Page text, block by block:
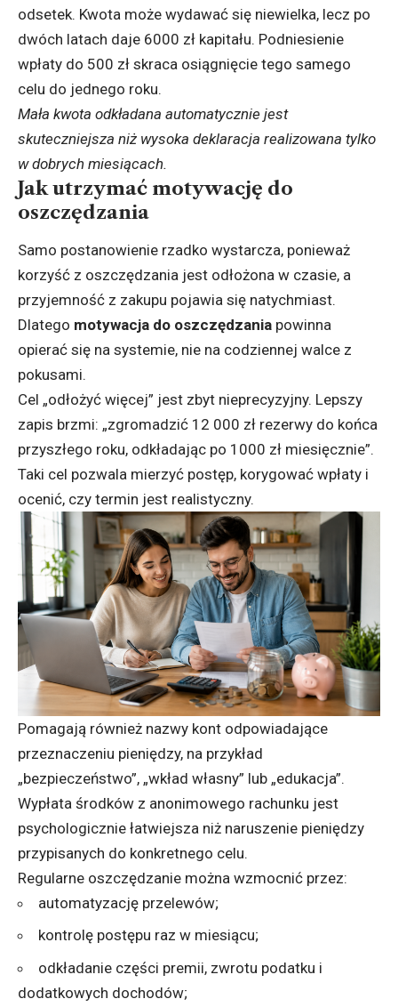
odsetek. Kwota może wydawać się niewielka, lecz po
dwóch latach daje 6000 zł kapitału. Podniesienie
wpłaty do 500 zł skraca osiągnięcie tego samego
celu do jednego roku.
Mała kwota odkładana automatycznie jest
skuteczniejsza niż wysoka deklaracja realizowana tylko
w dobrych miesiącach.
Jak utrzymać motywację do
oszczędzania
Samo postanowienie rzadko wystarcza, ponieważ
korzyść z oszczędzania jest odłożona w czasie, a
przyjemność z zakupu pojawia się natychmiast.
Dlatego motywacja do oszczędzania powinna
opierać się na systemie, nie na codziennej walce z
pokusami.
Cel „odłożyć więcej” jest zbyt nieprecyzyjny. Lepszy
zapis brzmi: „zgromadzić 12 000 zł rezerwy do końca
przyszłego roku, odkładając po 1000 zł miesięcznie”.
Taki cel pozwala mierzyć postęp, korygować wpłaty i
ocenić, czy termin jest realistyczny.
Pomagają również nazwy kont odpowiadające
przeznaczeniu pieniędzy, na przykład
„bezpieczeństwo”, „wkład własny” lub „edukacja”.
Wypłata środków z anonimowego rachunku jest
psychologicznie łatwiejsza niż naruszenie pieniędzy
przypisanych do konkretnego celu.
Regularne oszczędzanie można wzmocnić przez:
automatyzację przelewów;
kontrolę postępu raz w miesiącu;
odkładanie części premii, zwrotu podatku i
dodatkowych dochodów;